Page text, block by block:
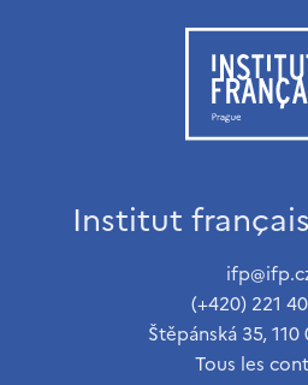
Institut
(+420) 221
Štěpánská 35, 110
Tous les